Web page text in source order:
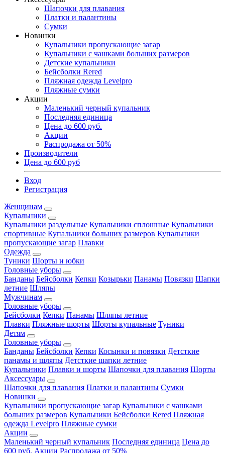
Шапочки для плавания
Платки и палантины
Сумки
Новинки
Купальники пропускающие загар
Купальники с чашками больших размеров
Детские купальники
Бейсболки Rered
Пляжная одежда Levelpro
Пляжные сумки
Акции
Маленький черный купальник
Последняя единица
Цена до 600 руб.
Акции
Распродажа от 50%
Производители
Цена до 600 руб
Вход
Регистрация
Женщинам
Купальники
Купальники раздельные Купальники сплошные Купальники
спортивные Купальники больших размеров Купальники
пропускающие загар Плавки
Одежда
Туники Шорты и юбки
Головные уборы
Банданы Бейсболки Кепки Козырьки Панамы Повязки Шапки
летние Шляпы
Мужчинам
Головные уборы
Бейсболки Кепки Панамы Шляпы летние
Плавки Пляжные шорты Шорты купальные Туники
Детям
Головные уборы
Банданы Бейсболки Кепки Косынки и повязки Детсткие
панамы и шляпы Детсткие шапки летние
Купальники Плавки и шорты Шапочки для плавания Шорты
Аксессуары
Шапочки для плавания Платки и палантины Сумки
Новинки
Купальники пропускающие загар Купальники с чашками
больших размеров Купальники Бейсболки Rered Пляжная
одежда Levelpro Пляжные сумки
Акции
Маленький черный купальник Последняя единица Цена до
600 руб. Акции Распродажа от 50%